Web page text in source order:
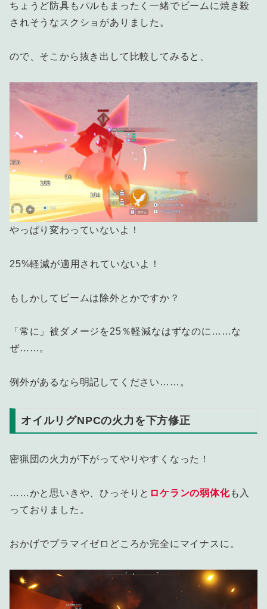
ちょうど防具もパルもまったく一緒でビームに焼き殺
されそうなスクショがありました。
ので、そこから抜き出して比較してみると、
やっぱり変わっていないよ！
25%軽減が適用されていないよ！
もしかしてビームは除外とかですか？
「常に」被ダメージを25％軽減なはずなのに……な
ぜ……。
例外があるなら明記してください……。
オイルリグNPCの火力を下方修正
密猟団の火力が下がってやりやすくなった！
……かと思いきや、ひっそりと ロケランの弱体化も入
っておりました。
おかげでプラマイゼロどころか完全にマイナスに。